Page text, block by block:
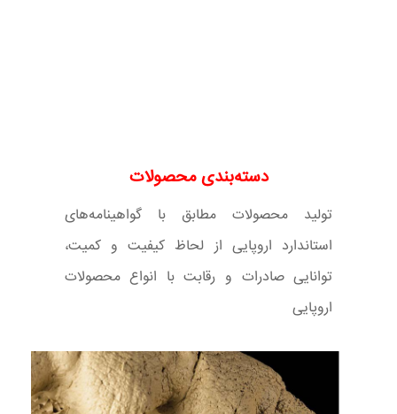
دسته‌بندی محصولات
تولید محصولات مطابق با گواهینامه‌های
استاندارد اروپایی از لحاظ کیفیت و کمیت،
توانایی صادرات و رقابت با انواع محصولات
اروپایی